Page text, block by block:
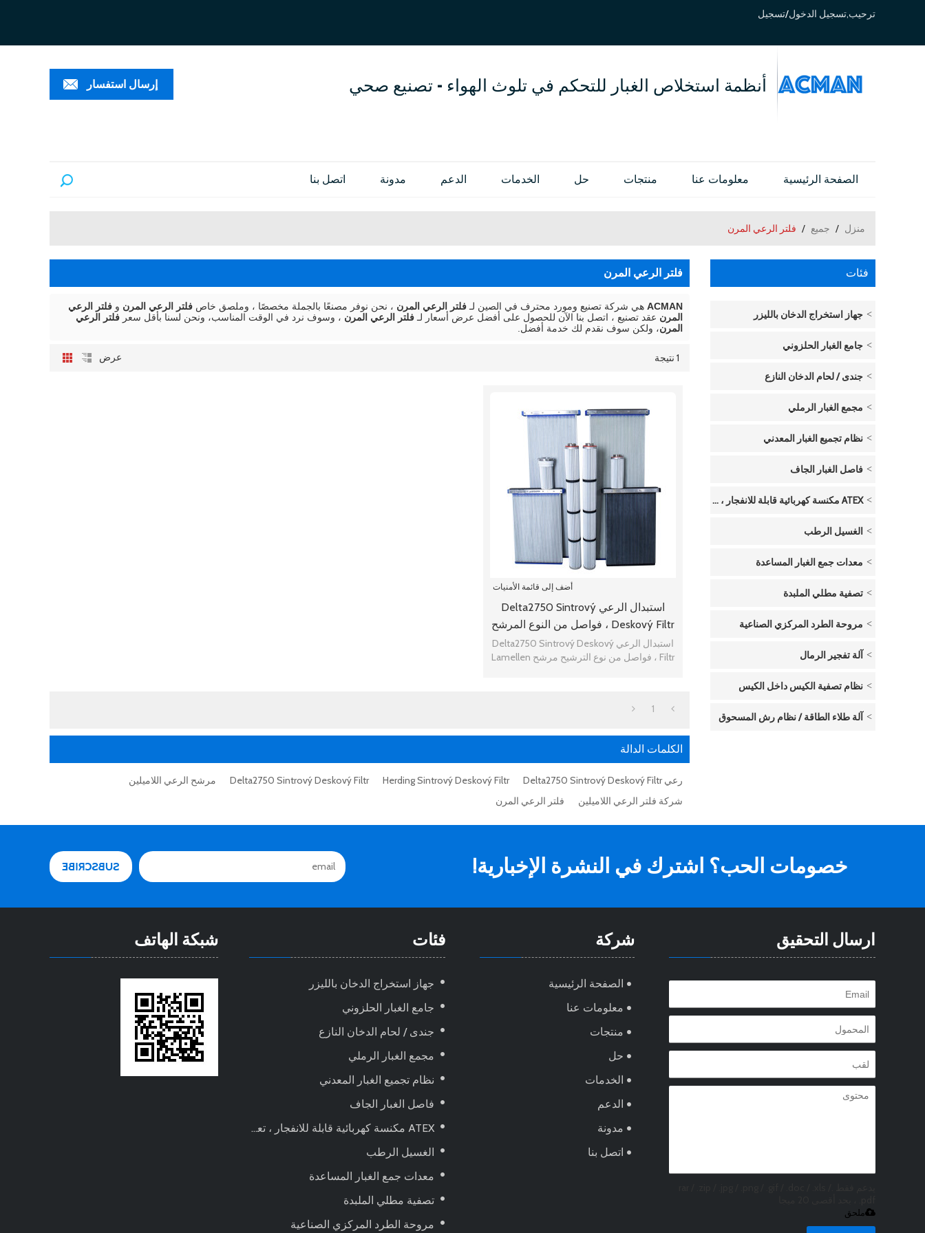
ترحيب,تسجيل الدخول/تسجيل
أنظمة استخلاص الغبار للتحكم في تلوث الهواء - تصنيع صحي إرسال استفسار
الصفحة الرئيسية معلومات عنا منتجات حل الخدمات الدعم مدونة اتصل بنا
منزل / جميع / فلتر الرعي المرن
فئات
جهاز استخراج الدخان بالليزر
جامع الغبار الحلزوني
جندى / لحام الدخان النازع
مجمع الغبار الرملي
نظام تجميع الغبار المعدني
فاصل الغبار الجاف
ATEX مكنسة كهربائية قابلة للانفجار ، تعمل بالهواء المضغوط
الغسيل الرطب
معدات جمع الغبار المساعدة
تصفية مطلي الملبدة
مروحة الطرد المركزي الصناعية
آلة تفجير الرمال
نظام تصفية الكيس داخل الكيس
آلة طلاء الطاقة / نظام رش المسحوق
فلتر الرعي المرن
ACMAN هي شركة تصنيع ومورد محترف في الصين لـ فلتر الرعي المرن ، نحن نوفر مصنعًا بالجملة مخصصًا ، وملصق خاص فلتر الرعي المرن و فلتر الرعي
المرن عقد تصنيع ، اتصل بنا الآن للحصول على أفضل عرض أسعار لـ فلتر الرعي المرن ، وسوف نرد في الوقت المناسب، ونحن لسنا بأقل سعر فلتر الرعي
المرن، ولكن سوف نقدم لك خدمة أفضل.
1 نتيجة عرض
أضف إلى قائمة الأمنيات
استبدال الرعي Delta2750 Sintrový
Deskový Filtr ، فواصل من النوع المرشح
مرشح Lamellen
استبدال الرعي Delta2750 Sintrový Deskový
Filtr ، فواصل من نوع الترشيح مرشح Lamellen
1
الكلمات الدالة
رعي Delta2750 Sintrový Deskový Filtr Herding Sintrový Deskový Filtr
Delta2750 Sintrový Deskový Filtr
مرشح الرعي اللاميلين
شركة فلتر الرعي اللاميلين
فلتر الرعي المرن
خصومات الحب؟ اشترك في النشرة الإخبارية!
ارسال التحقيق
ملحق
شركة
الصفحة الرئيسية
معلومات عنا
منتجات
حل
الخدمات
الدعم
مدونة
اتصل بنا
فئات
جهاز استخراج الدخان بالليزر
جامع الغبار الحلزوني
جندى / لحام الدخان النازع
مجمع الغبار الرملي
نظام تجميع الغبار المعدني
فاصل الغبار الجاف
ATEX مكنسة كهربائية قابلة للانفجار ، تعمل بالهواء المضغوط
الغسيل الرطب
معدات جمع الغبار المساعدة
تصفية مطلي الملبدة
مروحة الطرد المركزي الصناعية
شبكة الهاتف